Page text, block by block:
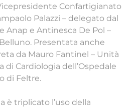
Confartigianato
Palazzi – delegato dal
Anap e Antinesca De Pol –
Presentata anche
da Mauro Fantinel – Unità
di Cardiologia dell’Ospedale
di Feltre.
è triplicato l’uso della